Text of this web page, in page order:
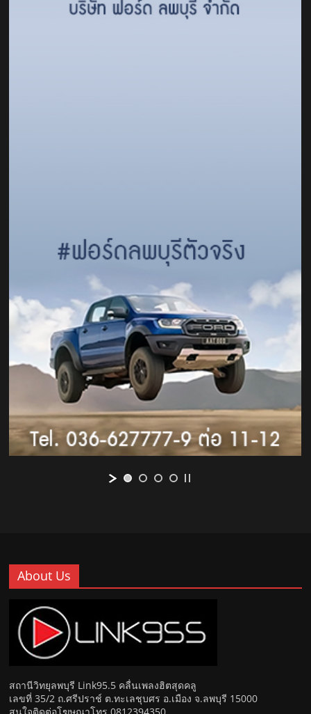
About Us
สถานีวิทยุลพบุรี Link95.5 คลื่นเพลงฮิตสุดคลู
เลขที่ 35/2 ถ.ศรีปราช์ ต.ทะเลชุบศร อ.เมือง จ.ลพบุรี 15000